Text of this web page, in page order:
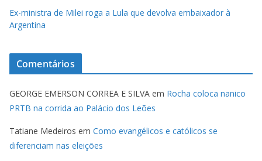
Ex-ministra de Milei roga a Lula que devolva embaixador à
Argentina
Comentários
GEORGE EMERSON CORREA E SILVA em Rocha coloca nanico
PRTB na corrida ao Palácio dos Leões
Tatiane Medeiros em Como evangélicos e católicos se
diferenciam nas eleições